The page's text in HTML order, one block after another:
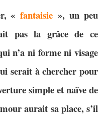
«fantaisie », un peu
pas la grâce de ce
n’a ni forme ni visage
serait à chercher pour
simple et naïve de
aurait sa place, s’il